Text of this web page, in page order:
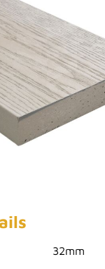
Grain
uitstraling van
moderne
toplaag
en slipvast.
uitstraling
voor een
32mm